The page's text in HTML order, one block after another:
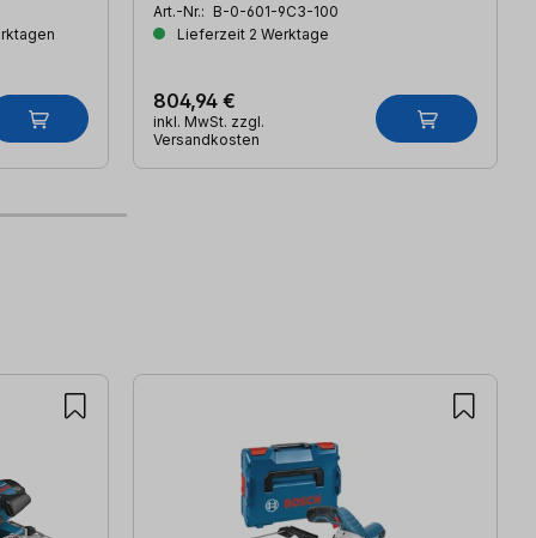
Art.-Nr.: B-0-601-9C3-100
Lieferzeit 2 Werktage
804,94 €
inkl. MwSt. zzgl.
Versandkosten